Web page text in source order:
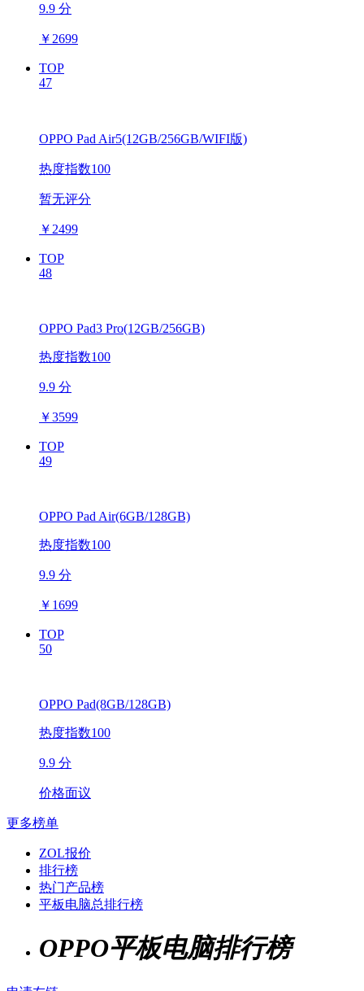
9.9 分
￥ 2699
TOP
47
OPPO Pad Air5(12GB/256GB/WIFI版)
热度指数100
暂无评分
￥ 2499
TOP
48
OPPO Pad3 Pro(12GB/256GB)
热度指数100
9.9 分
￥3599
TOP
49
OPPO Pad Air(6GB/128GB)
热度指数100
9.9 分
￥ 1699
TOP
50
OPPO Pad(8GB/128GB)
热度指数100
9.9 分
价格面议
更多榜单
ZOL报价
排行榜
热门产品榜
平板电脑总排行榜
OPPO平板电脑排行榜